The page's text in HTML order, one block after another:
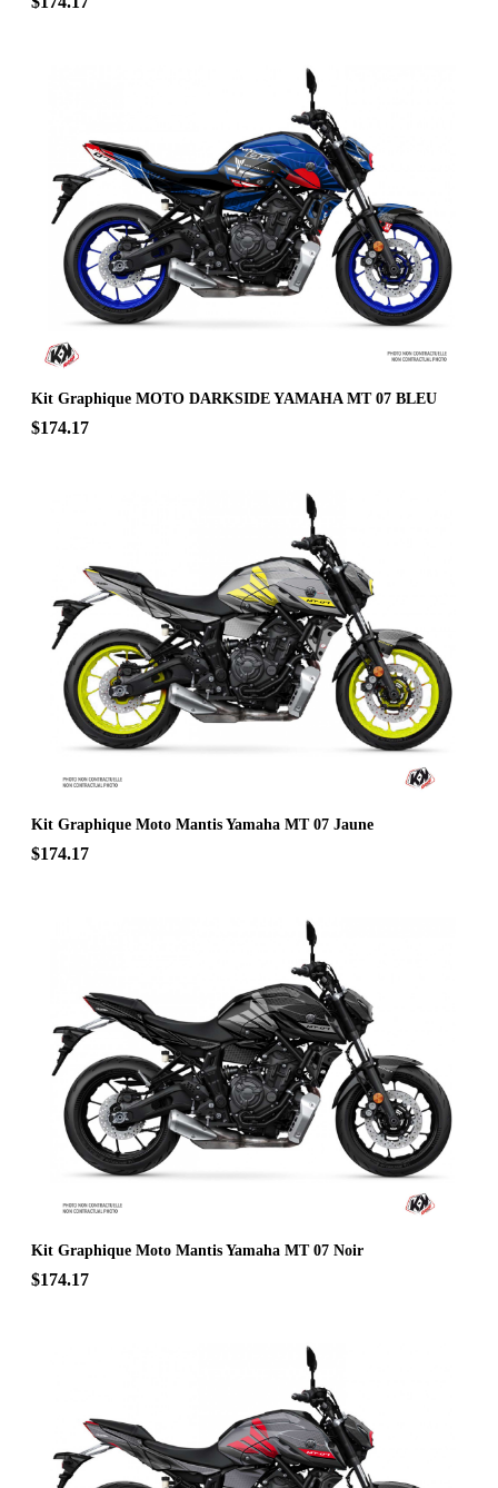
Kit Graphique MOTO DARKSIDE YAMAHA MT 07 BLEU
$174.17
Kit Graphique Moto Mantis Yamaha MT 07 Jaune
$174.17
Kit Graphique Moto Mantis Yamaha MT 07 Noir
$174.17